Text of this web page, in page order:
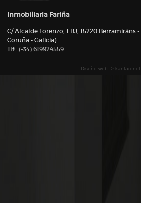
Inmobiliaria Fariña
C/ Alcalde Lorenzo, 1 BJ, 15220 Bertamiráns
Coruña - Galicia)
Tlf: (+34) 619924559
Diseño web:->